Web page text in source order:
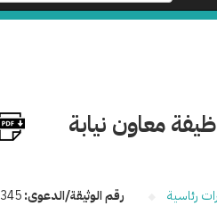
معاون نيابة
رئاسية رقم الوثيقة/الدعوى:345